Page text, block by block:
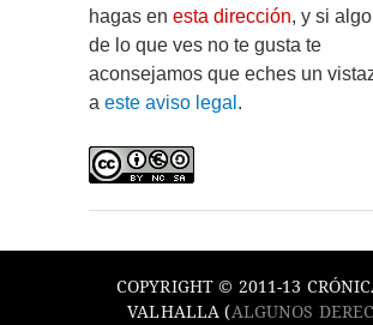
hagas en esta dirección, y si algo
de lo que ves no te gusta te
aconsejamos que eches un
a este aviso legal .
COPYRIGHT © 2011-13
VALHALLA (ALGUNOS